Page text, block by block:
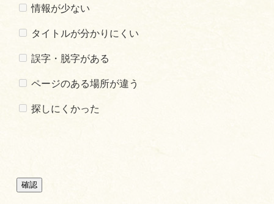
情報が少ない
タイトルが分かりにくい
誤字・脱字がある
ページのある場所が違う
探しにくかった